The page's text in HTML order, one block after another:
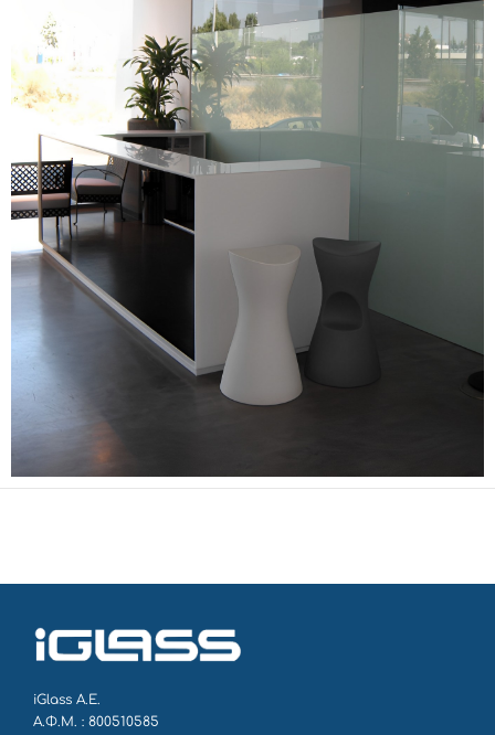
iGlass Α.Ε.
Α.Φ.Μ. : 800510585